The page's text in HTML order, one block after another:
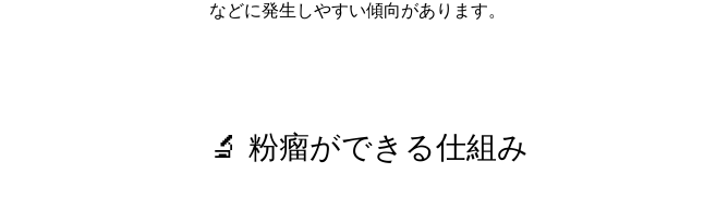
などに発生しやすい傾向があります。
🔬 粉瘤ができる仕組み